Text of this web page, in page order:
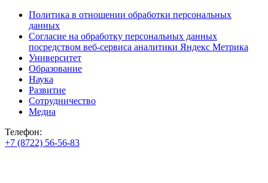
Политика в отношении обработки персональных
данных
Согласие на обработку персональных данных
посредством веб-сервиса аналитики Яндекс Метрика
Университет
Образование
Наука
Развитие
Сотрудничество
Медиа
Телефон:
+7 (8722) 56-56-83